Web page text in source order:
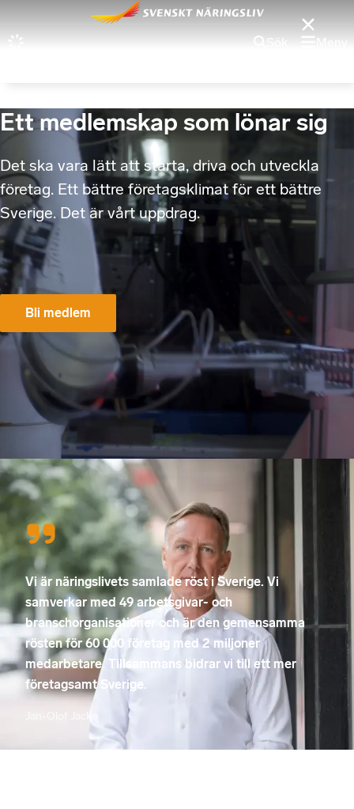
Sök Meny
Ett medlemskap som lönar sig
Det ska vara lätt att starta, driva och utveckla
företag. Ett bättre företagsklimat för ett bättre
Sverige. Det är vårt uppdrag.
Bli medlem
Vi är näringslivets samlade röst i Sverige. Vi
samverkar med 49 arbetsgivar- och
branschorganisationer och är den gemensamma
rösten för 60 000 företag med 2 miljoner
medarbetare. Tillsammans bidrar vi till ett mer
företagsamt Sverige.